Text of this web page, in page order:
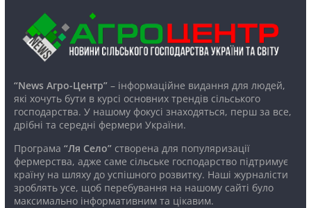
“News Агро-Центр”– інформаційне видання для людей,
які хочуть бути в курсі основних трендів сільського
господарства. У нашому фокусі знаходяться, перш за все,
дрібні та середні фермери України.
Програма “Ля Село”створена для популяризації
фермерства, адже саме сільське господарство підтримує
країну на шляху до успішного розвитку. Наші журналісти
зроблять усе, щоб перебування на нашому сайті було
максимально інформативним та цікавим.